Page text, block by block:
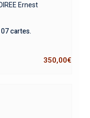
Ernest
cartes.
350,00€